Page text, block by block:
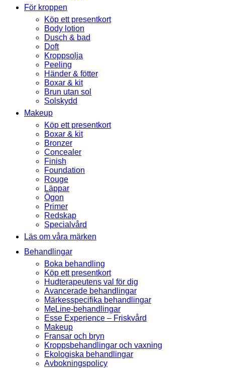
För kroppen
Köp ett presentkort
Body lotion
Dusch & bad
Doft
Kroppsolja
Peeling
Händer & fötter
Boxar & kit
Brun utan sol
Solskydd
Makeup
Köp ett presentkort
Boxar & kit
Bronzer
Concealer
Finish
Foundation
Rouge
Läppar
Ögon
Primer
Redskap
Specialvård
Läs om våra märken
Behandlingar
Boka behandling
Köp ett presentkort
Hudterapeutens val för dig
Avancerade behandlingar
Märkesspecifika behandlingar
MeLine-behandlingar
Esse Experience – Friskvård
Makeup
Fransar och bryn
Kroppsbehandlingar och vaxning
Ekologiska behandlingar
Avbokningspolicy